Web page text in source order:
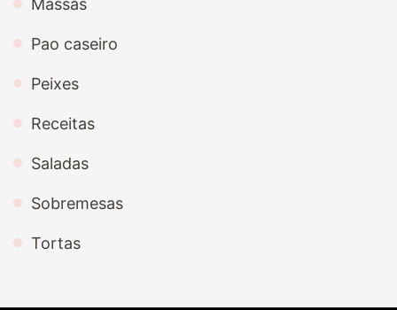
Massas
Pao caseiro
Peixes
Receitas
Saladas
Sobremesas
Tortas